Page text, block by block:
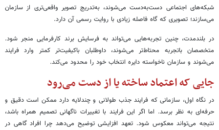
شبکه‌های اجتماعی دست‌به‌دست می‌شوند، به‌تدریج تصویر واقعی‌تری از سازمان
می‌سازند؛ تصویری که گاه فاصله زیادی با روایت رسمی آن دارد.
در بلندمدت، چنین تجربه‌هایی می‌تواند به فرسایش برند کارفرمایی منجر شود.
متخصصان باتجربه محتاط‌تر می‌شوند، داوطلبان باکیفیت‌تر کمتر وارد فرایند
می‌شوند و سازمان ناخواسته دایره انتخاب خود را محدود می‌کند.
جایی که اعتماد ساخته یا از دست می‌رود
در نگاه اول، سازمانی که فرایند جذب طولانی و چندلایه دارد ممکن است دقیق و
حرفه‌ای به نظر برسد. اما اگر این فرایند با تغییرات ناگهانی تصمیم همراه باشد،
نتیجه می‌تواند معکوس شود. تعهد افزایشی توضیح می‌دهد چرا افراد گاهی در